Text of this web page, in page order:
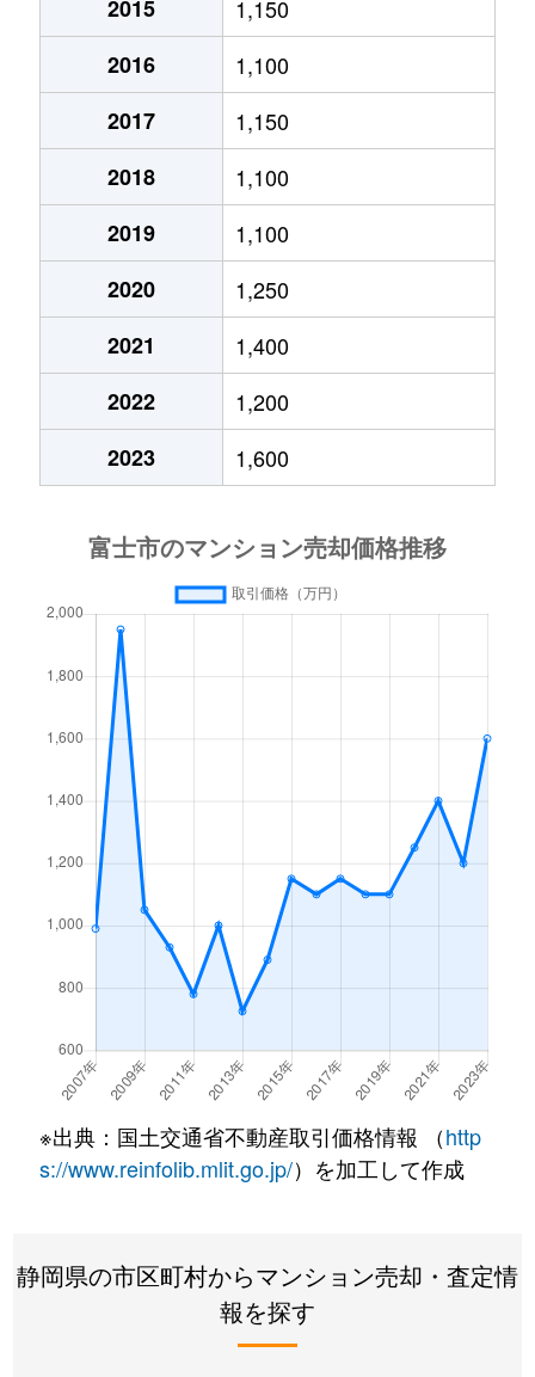
御幸町
横割本町
横割本町
2015
1,150
2016
1,100
2017
1,150
2018
1,100
2019
1,100
2020
1,250
2021
1,400
2022
1,200
2023
1,600
※出典：国土交通省不動産取引価格情報 （http
s://www.reinfolib.mlit.go.jp/）を加工して作成
静岡県の市区町村からマンション売却・査定情
報を探す